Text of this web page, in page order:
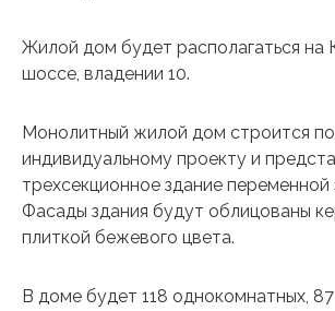
Жилой дом будет располагаться на
шоссе, владении 10.
Монолитный жилой дом строится по
индивидуальному проекту и
трехсекционное здание
Фасады здания будут облицованы
плиткой бежевого цвета.
В доме будет 118 однокомнатных, 87